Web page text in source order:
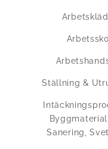
Ställning &
Sanering,